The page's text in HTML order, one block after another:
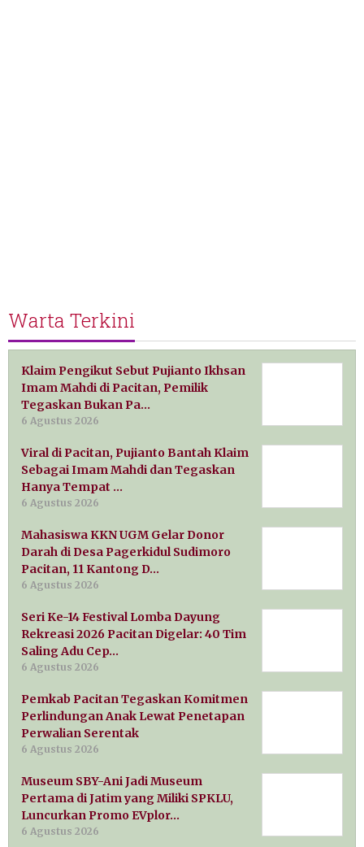
Warta Terkini
Klaim Pengikut Sebut Pujianto Ikhsan
Imam Mahdi di Pacitan, Pemilik
Tegaskan Bukan Pa…
6 Agustus 2026
Viral di Pacitan, Pujianto Bantah Klaim
Sebagai Imam Mahdi dan Tegaskan
Hanya Tempat …
6 Agustus 2026
Mahasiswa KKN UGM Gelar Donor
Darah di Desa Pagerkidul Sudimoro
Pacitan, 11 Kantong D…
6 Agustus 2026
Seri Ke-14 Festival Lomba Dayung
Rekreasi 2026 Pacitan Digelar: 40 Tim
Saling Adu Cep…
6 Agustus 2026
Pemkab Pacitan Tegaskan Komitmen
Perlindungan Anak Lewat Penetapan
Perwalian Serentak
6 Agustus 2026
Museum SBY-Ani Jadi Museum
Pertama di Jatim yang Miliki SPKLU,
Luncurkan Promo EVplor…
6 Agustus 2026